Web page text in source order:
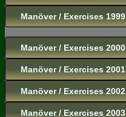
Manöver / Exercises 1999
Manöver / Exercises 2000
Manöver / Exercises 2001
Manöver / Exercises 2002
Manöver / Exercises 2003